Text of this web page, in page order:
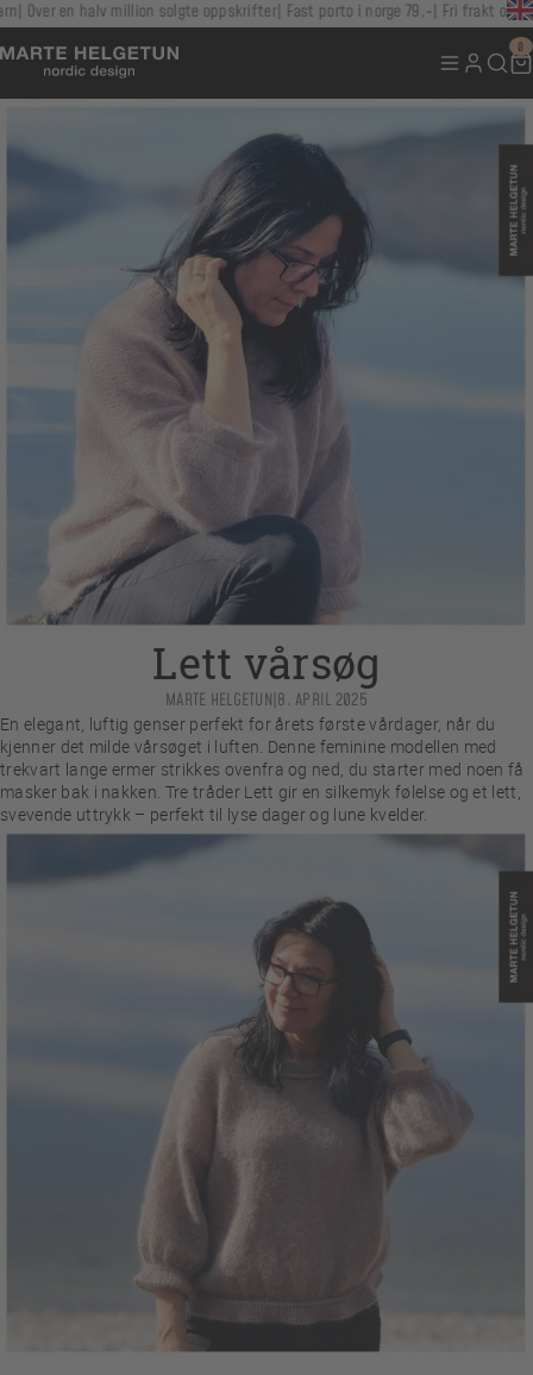
Over en halv million solgte oppskrifter Fast porto i norge 79,- Fri frakt over
0
Lett vårsøg
MARTE HELGETUN|8. APRIL 2025
En elegant, luftig genser perfekt for årets første vårdager, når du
kjenner det milde vårsøget i luften. Denne feminine modellen med
trekvart lange ermer strikkes ovenfra og ned, du starter med noen få
masker bak i nakken. Tre tråder Lett gir en silkemyk følelse og et lett,
svevende uttrykk – perfekt til lyse dager og lune kvelder.